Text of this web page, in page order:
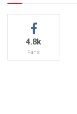
4.8k
Fans